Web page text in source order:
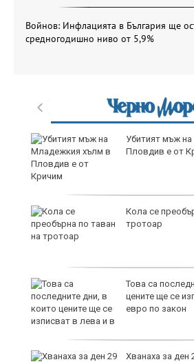
Войнов: Инфлацията в България ще
средногодишно ниво от 5,9%
продава,
m2 Бургас,
продава,
m2 Бургас,
продава,
m2 Бургас,
продава,